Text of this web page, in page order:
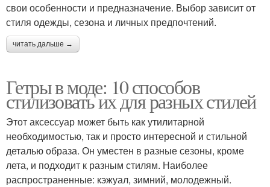
свои особенности и предназначение. Выбор зависит от
стиля одежды, сезона и личных предпочтений.
читать дальше →
Гетры в моде: 10 способов
стилизовать их для разных стилей
Этот аксессуар может быть как утилитарной
необходимостью, так и просто интересной и стильной
деталью образа. Он уместен в разные сезоны, кроме
лета, и подходит к разным стилям. Наиболее
распространенные: кэжуал, зимний, молодежный.